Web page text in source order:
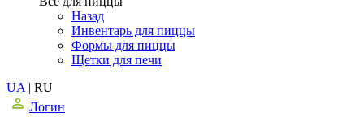
Назад
Инвентарь для пиццы
Формы для пиццы
Щетки для печи
UA | RU
Логин